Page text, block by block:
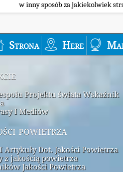
w inny sposób za jakiekolwiek
Strona Here
Projektu świata Wskaźnik
I Mediów
powietrza
Artykuły Dot. Jakości Powietrza
z jakością powietrza
Jakości Powietrza